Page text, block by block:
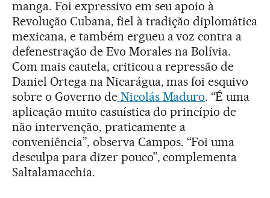
manga. Foi expressivo em seu apoio à
Revolução Cubana, fiel à tradição diplomática
mexicana, e também ergueu a voz contra a
defenestração de Evo Morales na Bolívia.
Com mais cautela, criticou a repressão de
Daniel Ortega na Nicarágua, mas foi esquivo
sobre o Governo deNicolás Maduro. “É uma
aplicação muito casuística do princípio de
não intervenção, praticamente a
conveniência”, observa Campos. “Foi uma
desculpa para dizer pouco”, complementa
Saltalamacchia.